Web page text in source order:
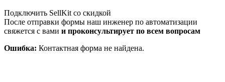
Подключить SellKit со скидкой
После отправки формы наш инженер по автоматизации
свяжется с вами и проконсультирует по всем вопросам
Ошибка: Контактная форма не найдена.